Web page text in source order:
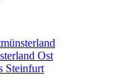
Ost
Steinfurt